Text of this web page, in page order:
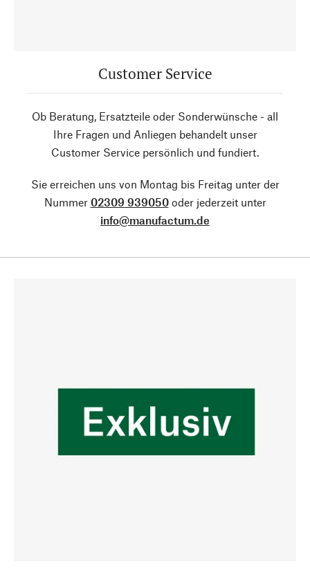
Customer Service
Ob Beratung, Ersatzteile oder Sonderwünsche - all
Ihre Fragen und Anliegen behandelt unser
Customer Service persönlich und fundiert.
Sie erreichen uns von Montag bis Freitag unter der
Nummer 02309 939050oder jederzeit unter
info@manufactum.de